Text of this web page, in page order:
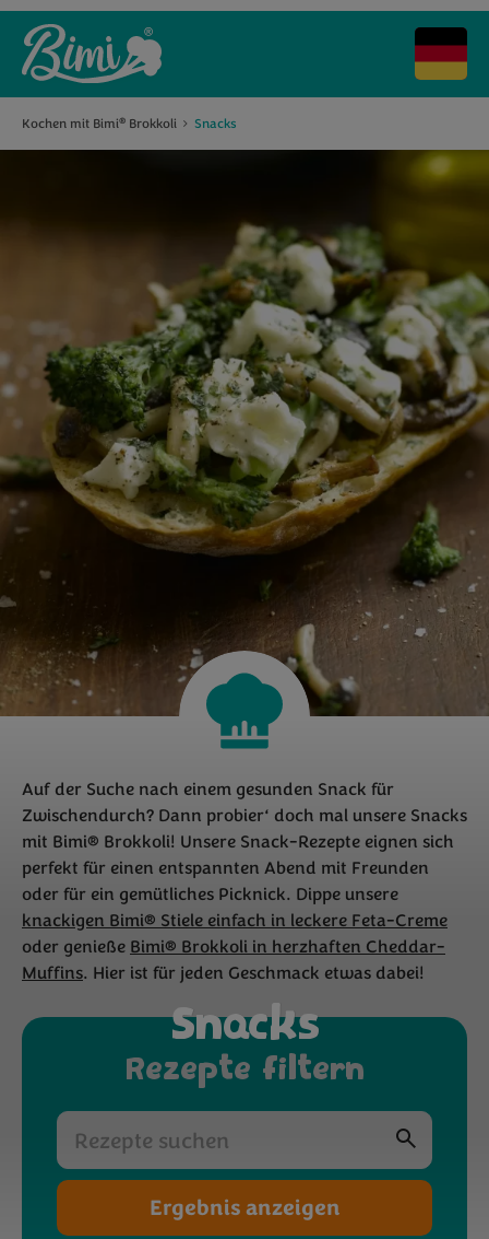
Kochen mit Bimi® Brokkoli Snacks
Snacks
Auf der Suche nach einem gesunden Snack für
Zwischendurch? Dann probier‘ doch mal unsere Snacks
mit Bimi® Brokkoli! Unsere Snack-Rezepte eignen sich
perfekt für einen entspannten Abend mit Freunden
oder für ein gemütliches Picknick. Dippe unsere
knackigen Bimi® Stiele einfach in leckere Feta-Creme
oder genießeBimi® Brokkoli in herzhaften Cheddar-
Muffins. Hier ist für jeden Geschmack etwas dabei!
Rezepte filtern
Ergebnis anzeigen